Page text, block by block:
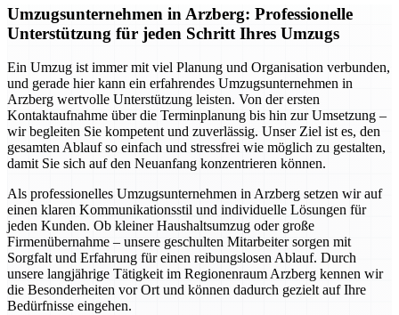
Umzugsunternehmen in Arzberg: Professionelle
Unterstützung für jeden Schritt Ihres Umzugs
Ein Umzug ist immer mit viel Planung und Organisation verbunden,
und gerade hier kann ein erfahrendes Umzugsunternehmen in
Arzberg wertvolle Unterstützung leisten. Von der ersten
Kontaktaufnahme über die Terminplanung bis hin zur Umsetzung –
wir begleiten Sie kompetent und zuverlässig. Unser Ziel ist es, den
gesamten Ablauf so einfach und stressfrei wie möglich zu gestalten,
damit Sie sich auf den Neuanfang konzentrieren können.
Als professionelles Umzugsunternehmen in Arzberg setzen wir auf
einen klaren Kommunikationsstil und individuelle Lösungen für
jeden Kunden. Ob kleiner Haushaltsumzug oder große
Firmenübernahme – unsere geschulten Mitarbeiter sorgen mit
Sorgfalt und Erfahrung für einen reibungslosen Ablauf. Durch
unsere langjährige Tätigkeit im Regionenraum Arzberg kennen wir
die Besonderheiten vor Ort und können dadurch gezielt auf Ihre
Bedürfnisse eingehen.